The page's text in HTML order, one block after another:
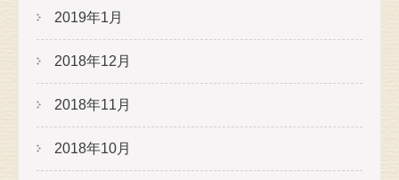
2019年1月
2018年12月
2018年11月
2018年10月